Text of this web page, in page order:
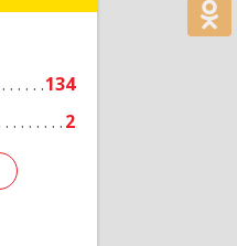
134
2